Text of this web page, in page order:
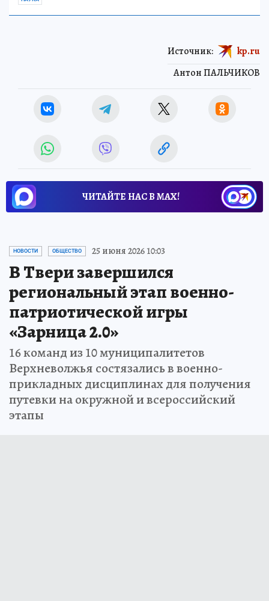
Антон ПАЛЬЧИКОВ
Источник: kp.ru
ЧИТАЙТЕ НАС В МАХ!
НОВОСТИ ОБЩЕСТВО 25 июня 2026 10:03
В Твери завершился
региональный этап военно-
патриотической игры
«Зарница 2.0»
16 команд из 10 муниципалитетов
Верхневолжья состязались в военно-
прикладных дисциплинах для получения
путевки на окружной и всероссийский
этапы